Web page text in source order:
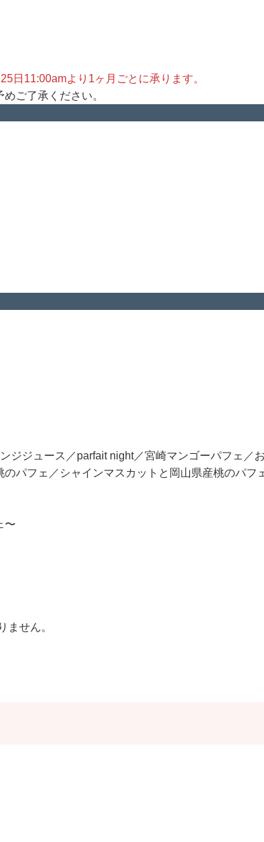
日11:00amより1ヶ月ごとに承ります。
ご了承ください。
ジジュース／parfait night／宮崎マンゴーパフェ／
パフェ／シャインマスカットと岡山県産桃のパフ
〜
せん。